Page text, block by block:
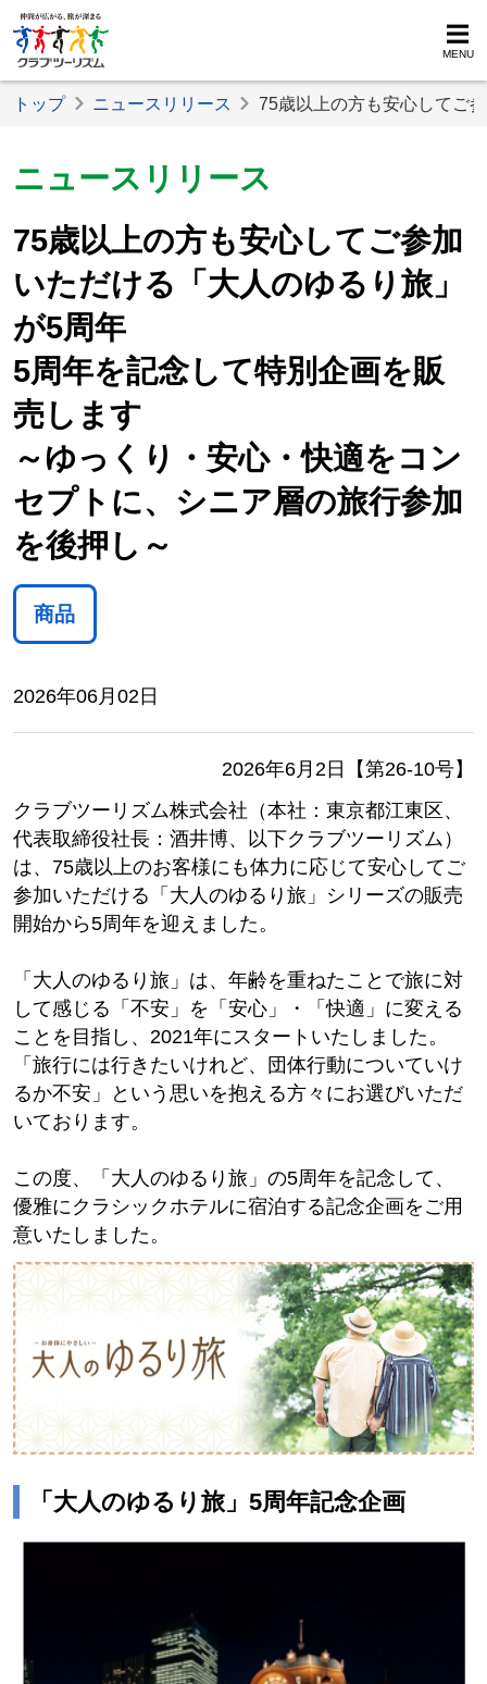
MENU
トップ ニュースリリース 75歳以上の方も安心してご
ニュースリリース
75歳以上の方も安心してご参加
いただける「大人のゆるり旅」
が5周年
5周年を記念して特別企画を販
売します
～ゆっくり・安心・快適をコン
セプトに、シニア層の旅行参加
を後押し～
商品
2026年06月02日
2026年6月2日【第26-10号】
クラブツーリズム株式会社（本社：東京都江東区、
代表取締役社長：酒井博、以下クラブツーリズム）
は、75歳以上のお客様にも体力に応じて安心してご
参加いただける「大人のゆるり旅」シリーズの販売
開始から5周年を迎えました。
「大人のゆるり旅」は、年齢を重ねたことで旅に対
して感じる「不安」を「安心」・「快適」に変える
ことを目指し、2021年にスタートいたしました。
「旅行には行きたいけれど、団体行動についていけ
るか不安」という思いを抱える方々にお選びいただ
いております。
この度、「大人のゆるり旅」の5周年を記念して、
優雅にクラシックホテルに宿泊する記念企画をご用
意いたしました。
「大人のゆるり旅」5周年記念企画